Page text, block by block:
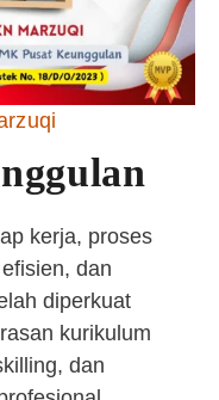
kerja, proses
dan
diperkuat
kurikulum
dan